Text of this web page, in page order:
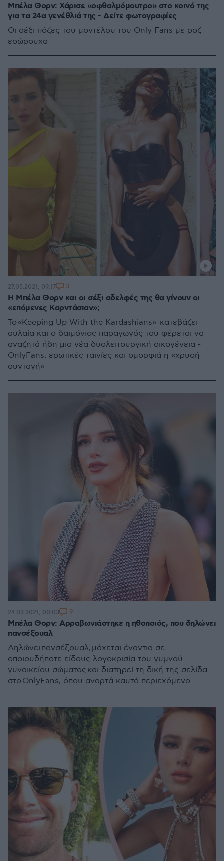
Μπέλα Θορν: Χάρισε «οφθαλμόμουτρο» στο κοινό της
για τα 24α γενέθλιά της - Δείτε φωτογραφίες
Οι σέξι πόζες του μοντέλου του Only Fans με ροζ
εσώρουχα
H Μπέλα Θορν και οι σέξι αδελφές της θα γίνουν οι
«επόμενες Καρντάσιαν»;
To «Keeping Up With the Kardashians» κατεβάζει
αυλαία και ο δαιμόνιος παραγωγός του φέρεται να
αναζητά ήδη μια νέα δυσλειτουργική οικογένεια -
OnlyFans, ερωτικές ταινίες και ομορφιά η «χρυσή
συνταγή»
27.05.2021, 09:17 3
Μπέλα Θορν: Αρραβωνιάστηκε η ηθοποιός, που δηλώνει
πανσέξουαλ
Δηλώνει πανσέξουαλ, μάχεται έναντια σε
οποιουδήποτε είδους λογοκρισία του γυμνού
γυναικείου σώματος και διατηρεί τη δική της σελίδα
στο OnlyFans, όπου αναρτά καυτό περιεχόμενο
24.03.2021, 00:03 9